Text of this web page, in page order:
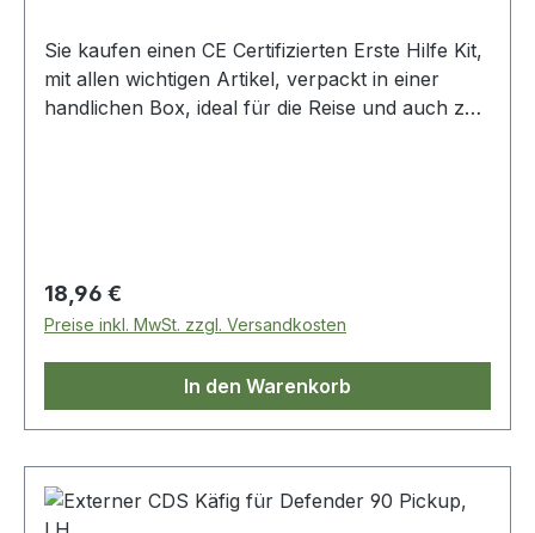
Sie kaufen einen CE Certifizierten Erste Hilfe Kit,
mit allen wichtigen Artikel, verpackt in einer
handlichen Box, ideal für die Reise und auch zu
Regulärer Preis:
18,96 €
Preise inkl. MwSt. zzgl. Versandkosten
In den Warenkorb